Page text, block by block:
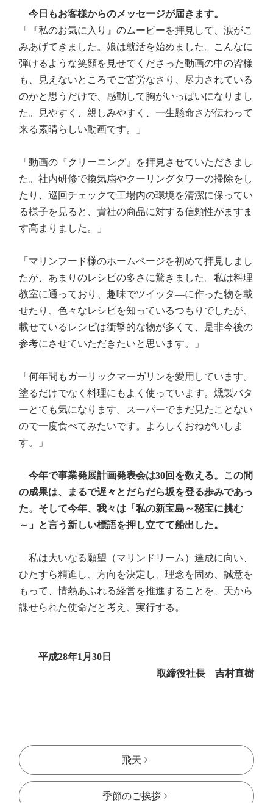
今日もお客様からのメッセージが届きます。
「『私のお気に入り』のムービーを拝見して、涙がこ
みあげてきました。娘は就活を始めました。こんなに
弾けるような笑顔を見せてくださった動画の中の皆様
も、見えないところでご苦労なさり、尽力されている
のかと思うだけで、感動して胸がいっぱいになりまし
た。見やすく、親しみやすく、一生懸命さが伝わって
来る素晴らしい動画です。」
「動画の『クリーニング』を拝見させていただきまし
た。社内研修で換気扇やクーリングタワーの掃除をし
たり、巡回チェックで工場内の環境を清潔に保ってい
る様子を見ると、貴社の商品に対する信頼性がますま
す高まりました。」
「マリンフード様のホームページを初めて拝見しまし
たが、あまりのレシピの多さに驚きました。私は料理
教室に通っており、趣味でツイッタ―に作った物を載
せたり、色々なレシピを知っているつもりでしたが、
載せているレシピは衝撃的な物が多くて、是非今後の
参考にさせていただきたいと思います。」
「何年間もガーリックマーガリンを愛用しています。
塗るだけでなく料理にもよく使っています。燻製バタ
ーとても気になります。スーパーでまだ見たことない
ので一度食べてみたいです。よろしくおねがいしま
す。」
今年で事業発展計画発表会は30回を数える。この間
の成果は、まるで遅々とだらだら坂を登る歩みであっ
た。そして今年、我々は「私の新宝島～秘宝に挑む
～」と言う新しい標語を押し立てて船出した。
私は大いなる願望（マリンドリーム）達成に向い、
ひたすら精進し、方向を決定し、理念を固め、誠意を
もって、情熱あふれる経営を推進することを、天から
課せられた使命だと考え、実行する。
平成28年1月30日
取締役社長 吉村直樹
飛天
季節のご挨拶